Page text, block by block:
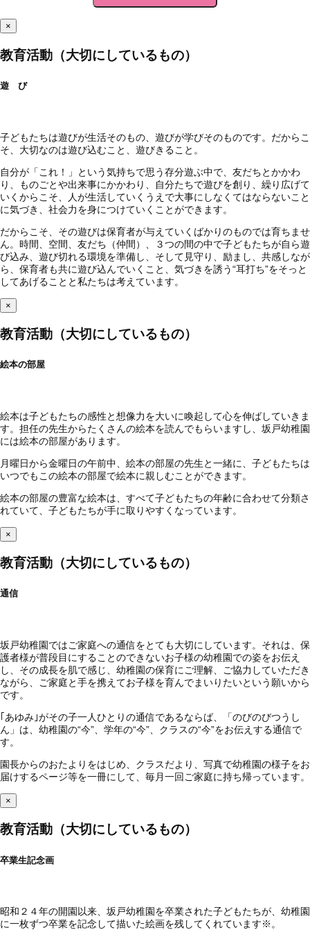
×
教育活動（大切にしているもの）
遊 び
子どもたちは遊びが生活そのもの、遊びが学びそのものです。だからこ
そ、大切なのは遊び込むこと、遊びきること。
自分が「これ！」という気持ちで思う存分遊ぶ中で、友だちとかかわ
り、ものごとや出来事にかかわり、自分たちで遊びを創り、繰り広げて
いくからこそ、人が生活していくうえで大事にしなくてはならないこと
に気づき、社会力を身につけていくことができます。
だからこそ、その遊びは保育者が与えていくばかりのものでは育ちませ
ん。時間、空間、友だち（仲間）、３つの間の中で子どもたちが自ら遊
び込み、遊び切れる環境を準備し、そして見守り、励まし、共感しなが
ら、保育者も共に遊び込んでいくこと、気づきを誘う“耳打ち”をそっと
してあげることと私たちは考えています。
×
教育活動（大切にしているもの）
絵本の部屋
絵本は子どもたちの感性と想像力を大いに喚起して心を伸ばしていきま
す。担任の先生からたくさんの絵本を読んでもらいますし、坂戸幼稚園
には絵本の部屋があります。
月曜日から金曜日の午前中、絵本の部屋の先生と一緒に、子どもたちは
いつでもこの絵本の部屋で絵本に親しむことができます。
絵本の部屋の豊富な絵本は、すべて子どもたちの年齢に合わせて分類さ
れていて、子どもたちが手に取りやすくなっています。
×
教育活動（大切にしているもの）
通信
坂戸幼稚園ではご家庭への通信をとても大切にしています。それは、保
護者様が普段目にすることのできないお子様の幼稚園での姿をお伝え
し、その成長を肌で感じ、幼稚園の保育にご理解、ご協力していただき
ながら、ご家庭と手を携えてお子様を育んでまいりたいという願いから
です。
｢あゆみ｣がその子一人ひとりの通信であるならば、「のびのびつうし
ん」は、幼稚園の“今”、学年の“今”、クラスの“今”をお伝えする通信で
す。
園長からのおたよりをはじめ、クラスだより、写真で幼稚園の様子をお
届けするページ等を一冊にして、毎月一回ご家庭に持ち帰っています。
×
教育活動（大切にしているもの）
卒業生記念画
昭和２４年の開園以来、坂戸幼稚園を卒業された子どもたちが、幼稚園
に一枚ずつ卒業を記念して描いた絵画を残してくれています※。